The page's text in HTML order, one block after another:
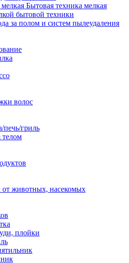
Бытовая техника мелкая
бытовой техники
за полом и систем пылеудаления
волос
печь/гриль
телом
от животных, насекомых
плойки